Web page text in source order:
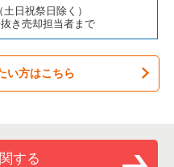
売却物件の案件一覧
却物件の案件一覧
物件の案件一覧
案件一覧
の案件一覧
案件一覧
物件の案件一覧
き売却物件の案件一覧
件一覧
抜き売却物件の案件一覧
一覧
件一覧
日祝祭日除く）
き売却担当者まで
い方はこちら
する